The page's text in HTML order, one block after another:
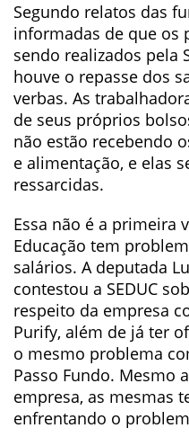
Segundo relatos das
informadas de que os
sendo realizados pela
houve o repasse dos
verbas. As
de seus próprios
não estão recebendo
e alimentação, e elas
ressarcidas.
Essa não é a primeira
Educação tem
salários. A deputada
contestou a SEDUC
respeito da empresa
Purify, além de já ter
o mesmo problema
Passo Fundo. Mesmo
empresa, as mesmas
enfrentando o